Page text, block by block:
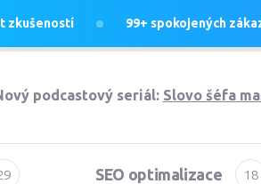
zkušeností 99+ spokojených
podcastový seriál: Slovo šéfa
SEO optimalizace